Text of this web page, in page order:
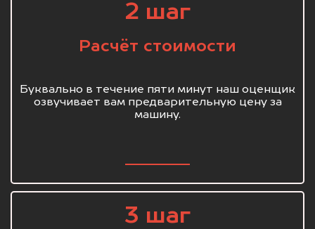
2 шаг
Расчёт стоимости
Буквально в течение пяти минут наш оценщик
озвучивает вам предварительную цену за
машину.
3 шаг